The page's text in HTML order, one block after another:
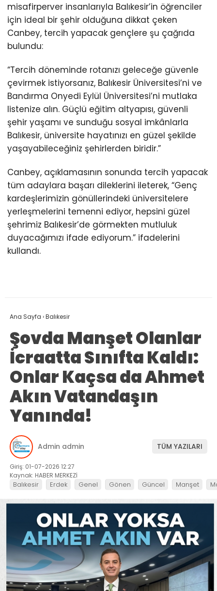
misafirperver insanlarıyla Balıkesir’in öğrenciler
için ideal bir şehir olduğuna dikkat çeken
Canbey, tercih yapacak gençlere şu çağrıda
bulundu:
“Tercih döneminde rotanızı geleceğe güvenle
çevirmek istiyorsanız, Balıkesir Üniversitesi’ni ve
Bandırma Onyedi Eylül Üniversitesi’ni mutlaka
listenize alın. Güçlü eğitim altyapısı, güvenli
şehir yaşamı ve sunduğu sosyal imkânlarla
Balıkesir, üniversite hayatınızı en güzel şekilde
yaşayabileceğiniz şehirlerden biridir.”
Canbey, açıklamasının sonunda tercih yapacak
tüm adaylara başarı dileklerini ileterek, “Genç
kardeşlerimizin gönüllerindeki üniversitelere
yerleşmelerini temenni ediyor, hepsini güzel
şehrimiz Balıkesir’de görmekten mutluluk
duyacağımızı ifade ediyorum.” ifadelerini
kullandı.
Ana Sayfa ›Balıkesir
Şovda Manşet Olanlar
İcraatta Sınıfta Kaldı:
Onlar Kaçsa da Ahmet
Akın Vatandaşın
Yanında!
Admin admin TÜM YAZILARI
Giriş: 01-07-2026 12:27
Kaynak: HABER MERKEZİ
Balıkesir Erdek Genel Gönen Güncel Manşet